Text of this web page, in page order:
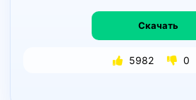
Скачать
5982 0